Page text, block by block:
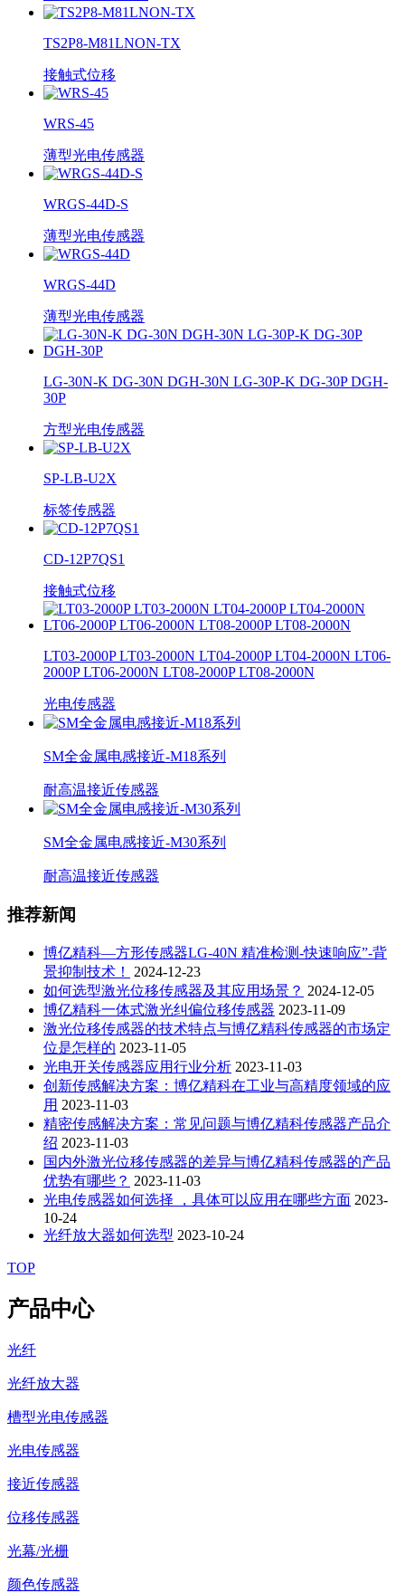
TS2P8-M81LNON-TX
接触式位移
WRS-45
薄型光电传感器
WRGS-44D-S
薄型光电传感器
WRGS-44D
薄型光电传感器
LG-30N-K DG-30N DGH-30N LG-30P-K DG-30P DGH-
30P
方型光电传感器
SP-LB-U2X
标签传感器
CD-12P7QS1
接触式位移
LT03-2000P LT03-2000N LT04-2000P LT04-2000N LT06-
2000P LT06-2000N LT08-2000P LT08-2000N
光电传感器
SM全金属电感接近-M18系列
耐高温接近传感器
SM全金属电感接近-M30系列
耐高温接近传感器
推荐新闻
博亿精科—方形传感器LG-40N 精准检测-快速响应”-背
景抑制技术！
2024-12-23
如何选型激光位移传感器及其应用场景？ 2024-12-05
博亿精科一体式激光纠偏位移传感器 2023-11-09
激光位移传感器的技术特点与博亿精科传感器的市场定
位是怎样的 2023-11-05
光电开关传感器应用行业分析 2023-11-03
创新传感解决方案：博亿精科在工业与高精度领域的应
用 2023-11-03
精密传感解决方案：常见问题与博亿精科传感器产品介
绍 2023-11-03
国内外激光位移传感器的差异与博亿精科传感器的产品
优势有哪些？ 2023-11-03
光电传感器如何选择 ，具体可以应用在哪些方面 2023-
10-24
光纤放大器如何选型 2023-10-24
TOP
产品中心
光纤
光纤放大器
槽型光电传感器
光电传感器
接近传感器
位移传感器
光幕/光栅
颜色传感器